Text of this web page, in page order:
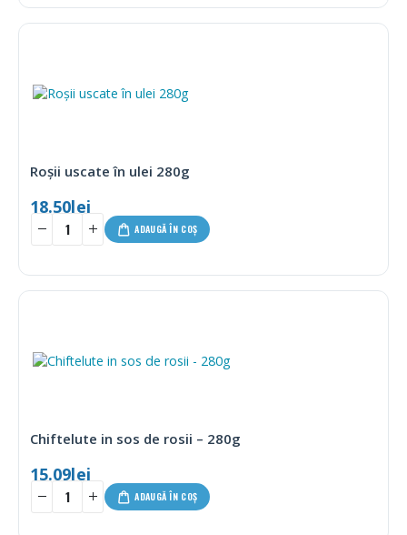
Roșii uscate în ulei 280g
18.50lei
ADAUGĂ ÎN COȘ
Chiftelute in sos de rosii – 280g
15.09lei
ADAUGĂ ÎN COȘ